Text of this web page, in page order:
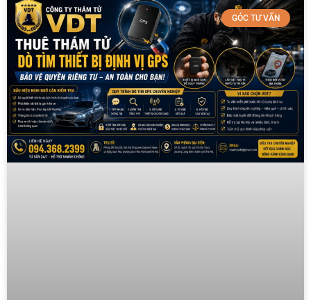
GÓC TƯ VẤN